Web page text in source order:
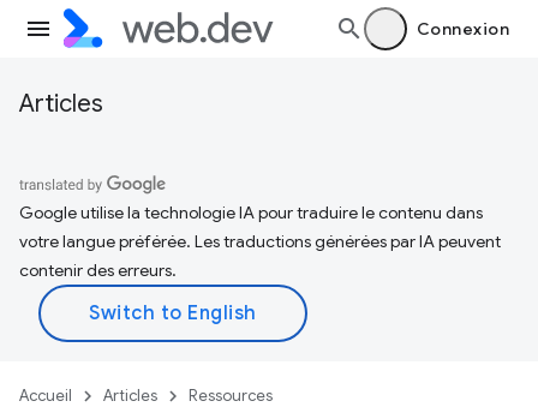
Connexion
Articles
Google utilise la technologie IA pour traduire le contenu dans
votre langue préférée. Les traductions générées par IA peuvent
contenir des erreurs.
Accueil Articles
Ressources